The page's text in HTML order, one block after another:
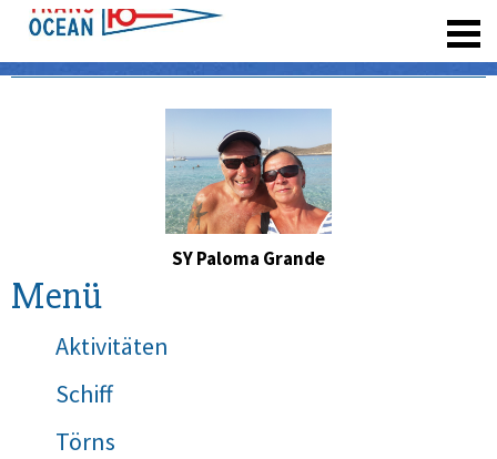
SY Paloma Grande
Menü
Aktivitäten
Schiff
Törns